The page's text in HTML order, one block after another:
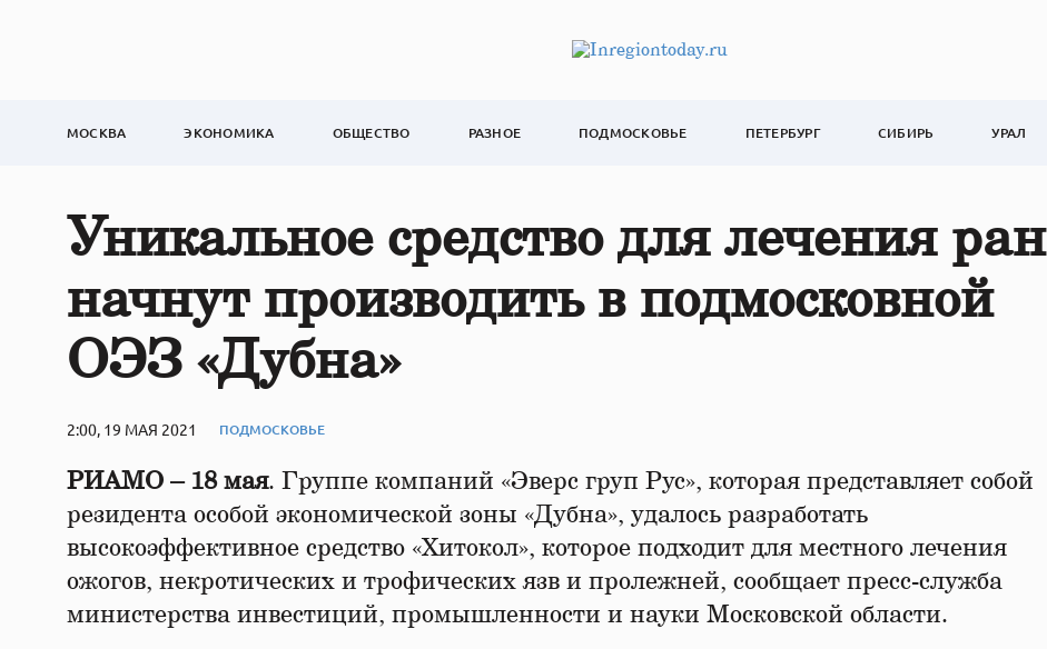
МОСКВА ЭКОНОМИКА ОБЩЕСТВО РАЗНОЕ ПОДМОСКОВЬЕ ПЕТЕРБУРГ СИБИРЬ УРАЛ
Уникальное средство для лечения ран
начнут производить в подмосковной
ОЭЗ «Дубна»
2:00, 19 МАЯ 2021 ПОДМОСКОВЬЕ
РИАМО – 18 мая. Группе компаний «Эверс груп Рус», которая представляет собой
резидента особой экономической зоны «Дубна», удалось разработать
высокоэффективное средство «Хитокол», которое подходит для местного лечения
ожогов, некротических и трофических язв и пролежней, сообщает пресс-служба
министерства инвестиций, промышленности и науки Московской области.